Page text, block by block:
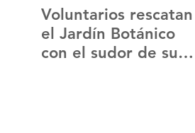
Voluntarios rescatan
el Jardín Botánico
con el sudor de su